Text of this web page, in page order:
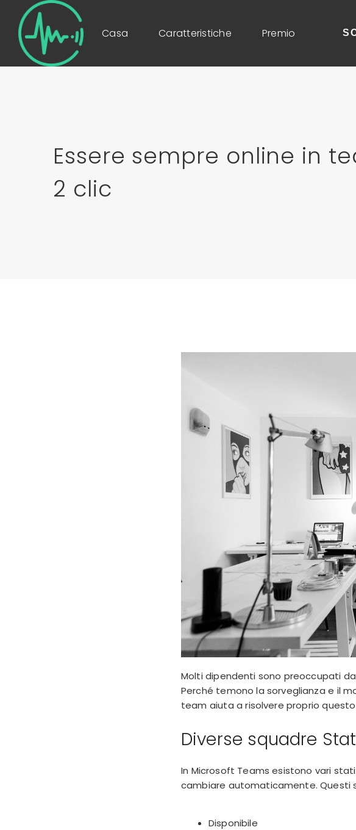
Casa Caratteristiche Premio
Essere sempre online in
2 clic
Molti dipendenti sono preoccupati
Perché temono la sorveglianza e il
team aiuta a risolvere proprio
Diverse squadre
In Microsoft Teams esistono vari
cambiare automaticamente. Questi
Disponibile